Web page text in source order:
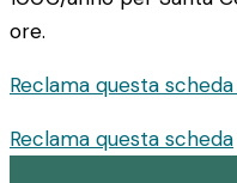
ore.
Reclama questa
Reclama questa scheda